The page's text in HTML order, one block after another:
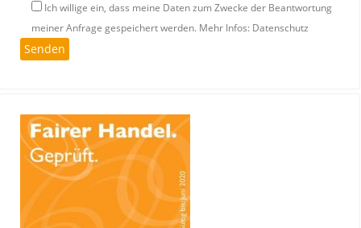
Ich willige ein, dass meine Daten zum Zwecke der Beantwortung
meiner Anfrage gespeichert werden. Mehr Infos: Datenschutz